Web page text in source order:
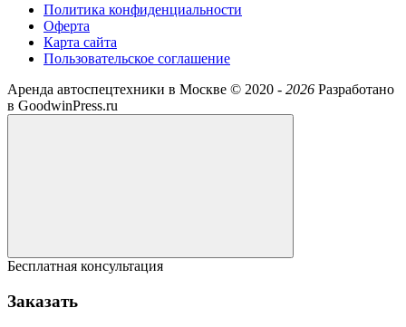
Политика конфиденциальности
Оферта
Карта сайта
Пользовательское соглашение
Аренда автоспецтехники в Москве © 2020 - 2026 Разработано
в GoodwinPress.ru
Бесплатная консультация
Заказать